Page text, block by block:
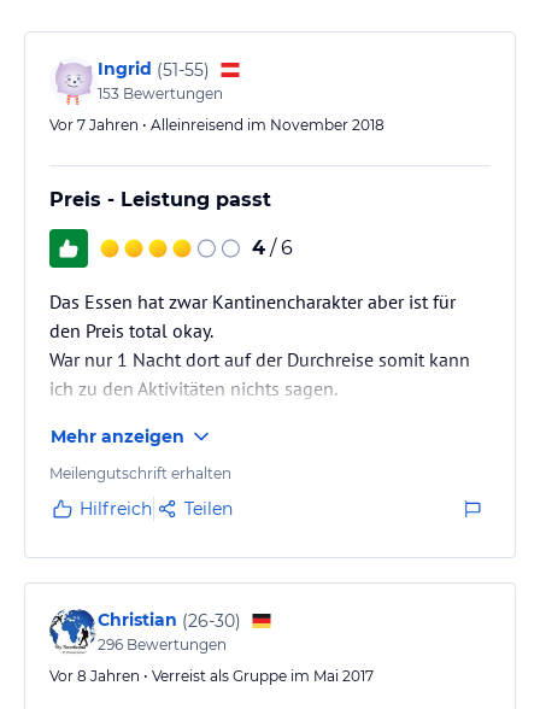
Ingrid (51-55)
153 Bewertungen
Vor 7 Jahren • Alleinreisend im November 2018
Preis - Leistung passt
4 / 6
Das Essen hat zwar Kantinencharakter aber ist für
den Preis total okay.
War nur 1 Nacht dort auf der Durchreise somit kann
ich zu den Aktivitäten nichts sagen.
eigenen Terrasse im Schaukelstuhl.
Mehr anzeigen
Meilengutschrift erhalten
Hilfreich Teilen
Christian (26-30)
296 Bewertungen
Vor 8 Jahren • Verreist als Gruppe im Mai 2017